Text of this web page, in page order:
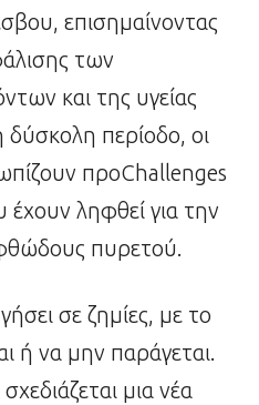
επισημαίνοντας
των
και της υγείας
περίοδο, οι
προChallenges
ληφθεί για την
πυρετού.
σε ζημίες, με το
ή να μην παράγεται.
μια νέα